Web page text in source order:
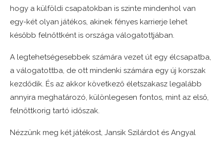
hogy a külföldi csapatokban is szinte mindenhol van
egy-két olyan játékos, akinek fényes karrierje lehet
később felnőttként is országa válogatottjában.
A legtehetségesebbek számára vezet út egy élcsapatba,
a válogatottba, de ott mindenki számára egy új korszak
kezdődik. És az akkor következő életszakasz legalább
annyira meghatározó, különlegesen fontos, mint az első,
felnőttkorig tartó időszak.
Nézzünk meg két játékost, Jansik Szilárdot és Angyal